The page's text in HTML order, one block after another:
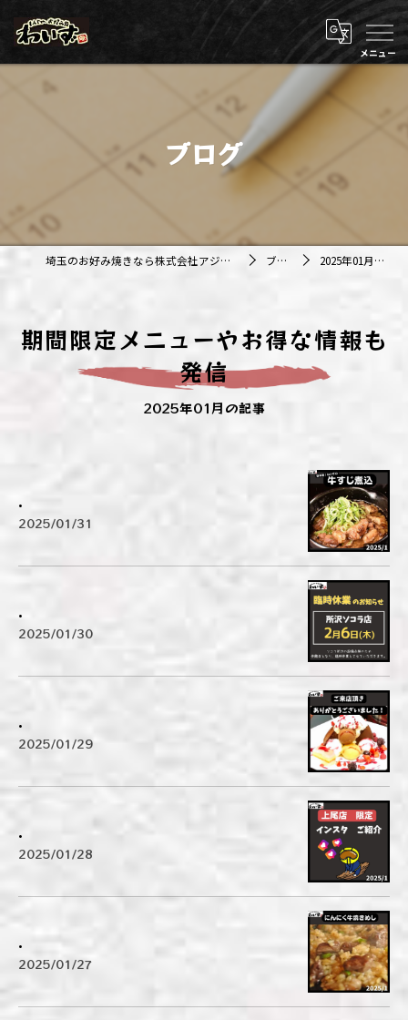
ブログ
埼玉のお好み焼きなら株式会社アジルカンパニー ブログ 2025年01月の記事
期間限定メニューやお得な情報も
発信
2025年01月の記事
.
2025/01/31
.
2025/01/30
.
2025/01/29
.
2025/01/28
.
2025/01/27